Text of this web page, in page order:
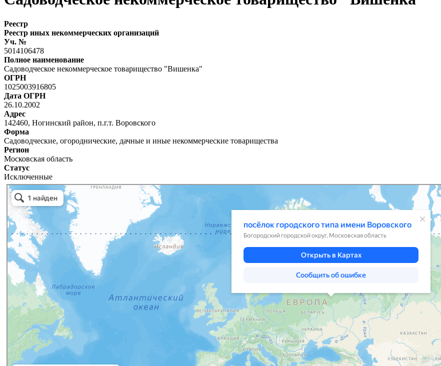
Реестр
Реестр иных некоммерческих организаций
Уч. №
5014106478
Полное наименование
Садоводческое некоммерческое товарищество "Вишенка"
ОГРН
1025003916805
Дата ОГРН
26.10.2002
Адрес
142460, Ногинский район, п.г.т. Воровского
Форма
Садоводческие, огороднические, дачные и иные некоммерческие товарищества
Регион
Московская область
Статус
Исключенные